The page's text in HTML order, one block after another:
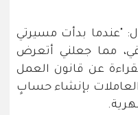
"عندما بدأت مسيرتي
مما جعلني أتعرض
عن قانون العمل
بإنشاء حسابٍ